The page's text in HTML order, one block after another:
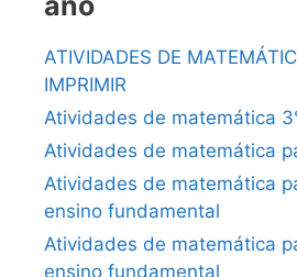
ATIVIDADES DE
IMPRIMIR
Atividades de matemática
Atividades de matemática
Atividades de matemática
ensino fundamental
Atividades de matemática
ensino fundamental